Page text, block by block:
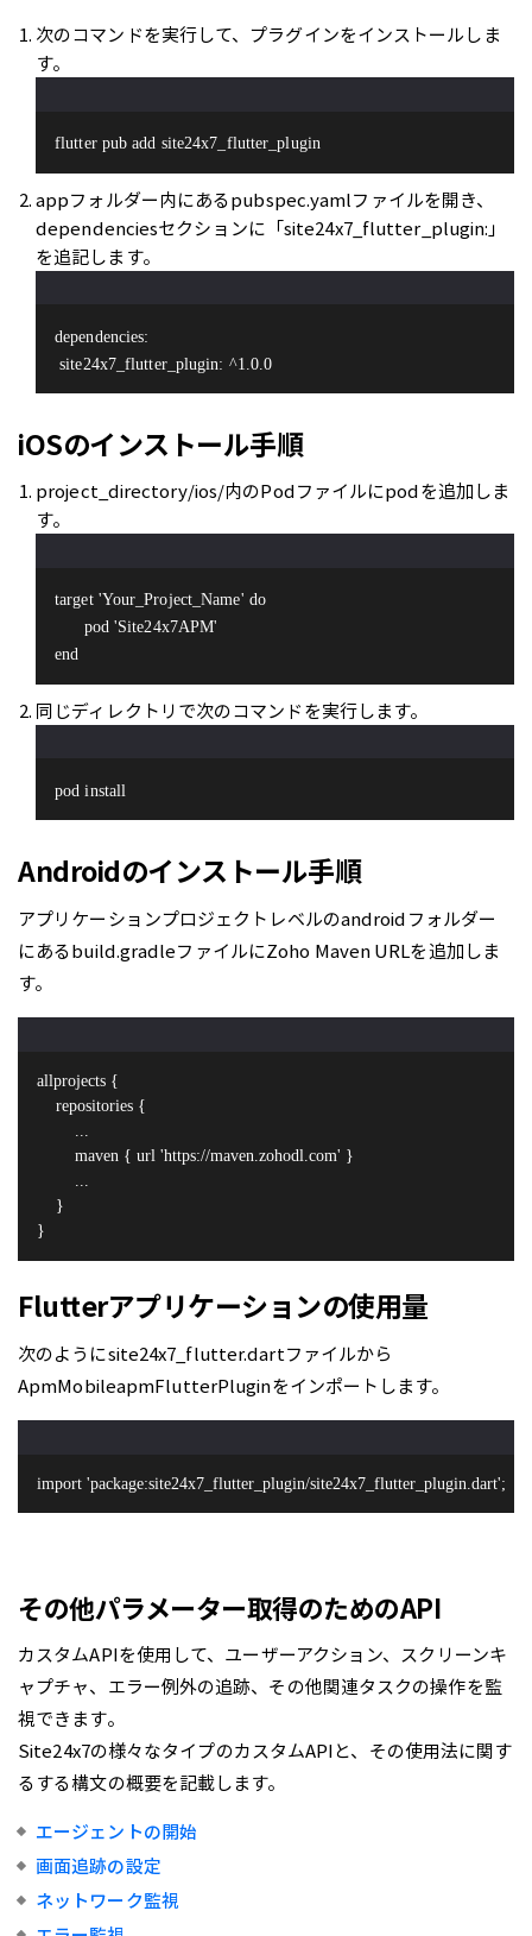
次のコマンドを実行して、プラグインをインストールしま
す。
flutter pub add site24x7_flutter_plugin
appフォルダー内にあるpubspec.yamlファイルを開き、
dependenciesセクションに「site24x7_flutter_plugin:」
を追記します。
dependencies:
site24x7_flutter_plugin: ^1.0.0
iOSのインストール手順
project_directory/ios/内のPodファイルにpodを追加しま
す。
target 'Your_Project_Name' do
pod 'Site24x7APM'
end
同じディレクトリで次のコマンドを実行します。
pod install
Androidのインストール手順
アプリケーションプロジェクトレベルのandroidフォルダー
にあるbuild.gradleファイルにZoho Maven URLを追加しま
す。
allprojects {
repositories {
...
maven { url 'https://maven.zohodl.com' }
...
}
}
Flutterアプリケーションの使用量
次のようにsite24x7_flutter.dartファイルから
ApmMobileapmFlutterPluginをインポートします。
import 'package:site24x7_flutter_plugin/site24x7_flutter_plugin.dart';
その他パラメーター取得のためのAPI
カスタムAPIを使用して、ユーザーアクション、スクリーンキ
ャプチャ、エラー例外の追跡、その他関連タスクの操作を監
視できます。
Site24x7の様々なタイプのカスタムAPIと、その使用法に関す
るする構文の概要を記載します。
エージェントの開始
画面追跡の設定
ネットワーク監視